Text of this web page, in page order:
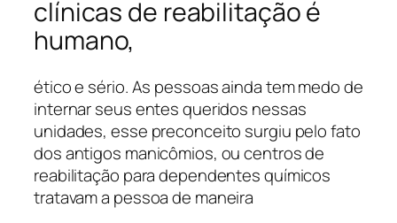
clínicas de reabilitação é
humano,
ético e sério. As pessoas ainda tem medo de
internar seus entes queridos nessas
unidades, esse preconceito surgiu pelo fato
dos antigos manicômios, ou centros de
reabilitação para dependentes químicos
tratavam a pessoa de maneira